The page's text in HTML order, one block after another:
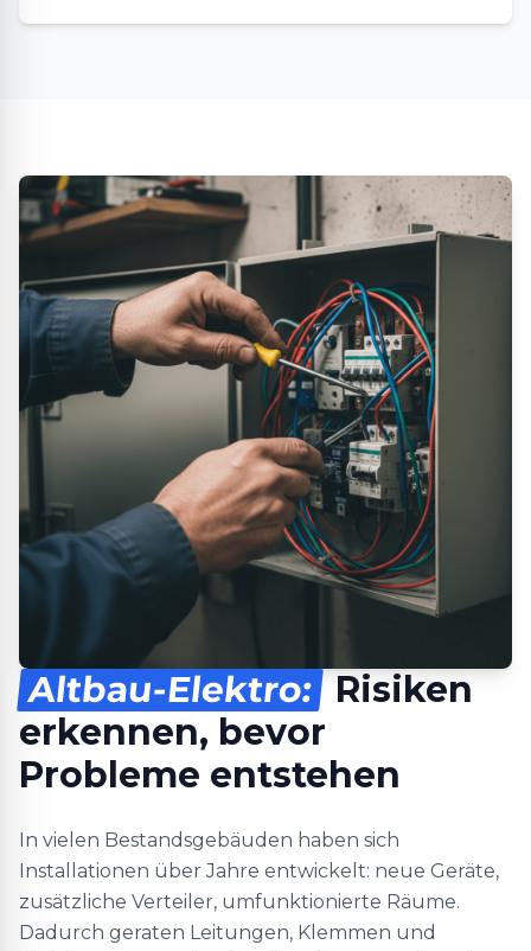
Altbau-Elektro: Risiken
erkennen, bevor
Probleme entstehen
In vielen Bestandsgebäuden haben sich
Installationen über Jahre entwickelt: neue Geräte,
zusätzliche Verteiler, umfunktionierte Räume.
Dadurch geraten Leitungen, Klemmen und